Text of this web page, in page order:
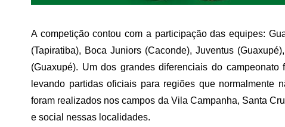
A competição contou com a participação das equipes:
(Tapiratiba), Boca Juniors (Caconde), Juventus
(Guaxupé). Um dos grandes diferenciais do
levando partidas oficiais para regiões que normalmente
foram realizados nos campos da Vila Campanha, Santa
e social nessas localidades.